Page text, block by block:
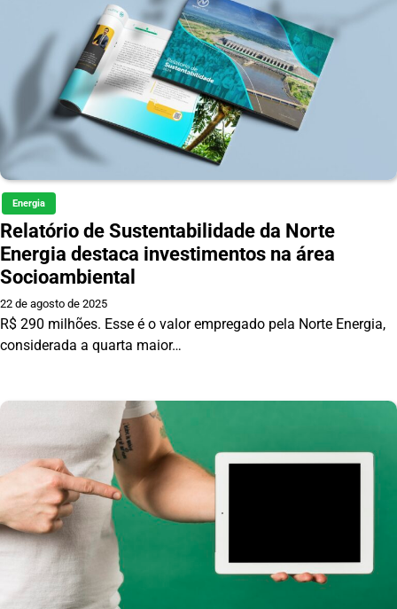
Energia
Relatório de Sustentabilidade da Norte
Energia destaca investimentos na área
Socioambiental
22 de agosto de 2025
R$ 290 milhões. Esse é o valor empregado pela Norte Energia,
considerada a quarta maior…